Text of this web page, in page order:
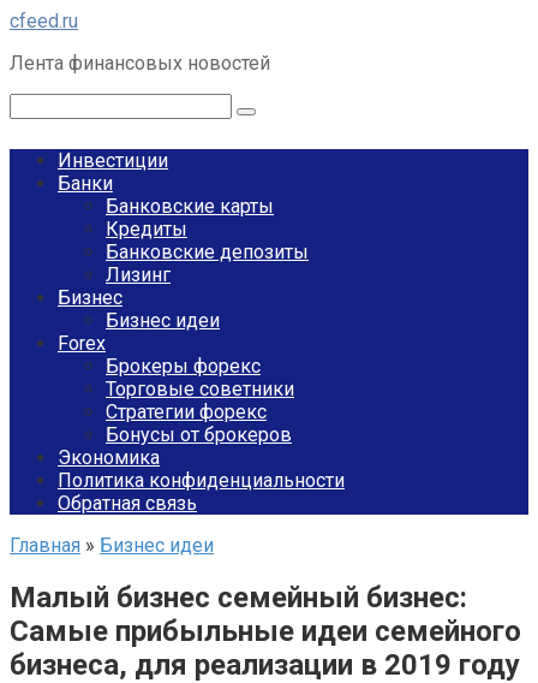
Перейти
контенту
cfeed.ru
Лента финансовых новостей
Инвестиции
Банки
Банковские карты
Кредиты
Банковские депозиты
Лизинг
Бизнес
Бизнес идеи
Forex
Брокеры форекс
Торговые советники
Стратегии форекс
Бонусы от брокеров
Экономика
Политика конфиденциальности
Обратная связь
Главная » Бизнес идеи
Малый бизнес семейный бизнес:
Самые прибыльные идеи семейного
бизнеса, для реализации в 2019 году